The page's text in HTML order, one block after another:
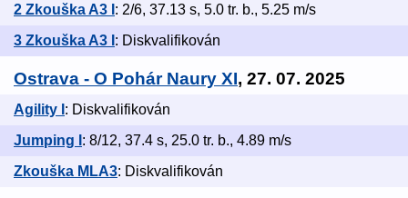
2 Zkouška A3 I : 2/6, 37.13 s, 5.0 tr. b., 5.25 m/s
3 Zkouška A3 I : Diskvalifikován
Ostrava - O Pohár Naury XI, 27. 07. 2025
Agility I : Diskvalifikován
Jumping I : 8/12, 37.4 s, 25.0 tr. b., 4.89 m/s
Zkouška MLA3: Diskvalifikován